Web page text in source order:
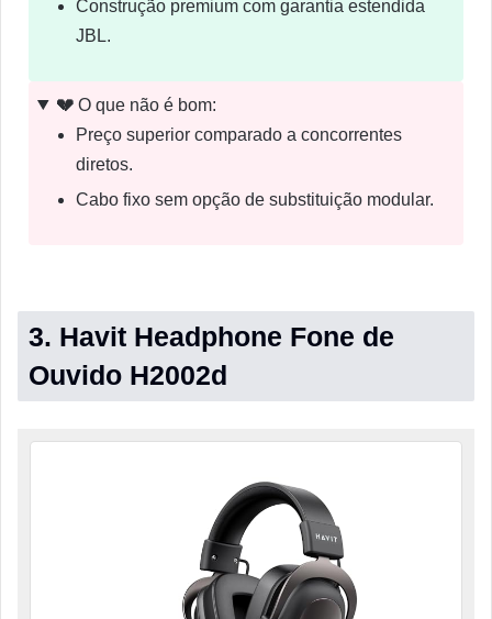
Construção premium com garantia estendida
JBL.
💔O que não é bom:
Preço superior comparado a concorrentes
diretos.
Cabo fixo sem opção de substituição modular.
3. Havit Headphone Fone de
Ouvido H2002d